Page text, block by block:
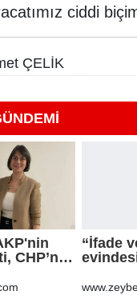
ciddi
ÇELİK
CHP’nin
“İfade